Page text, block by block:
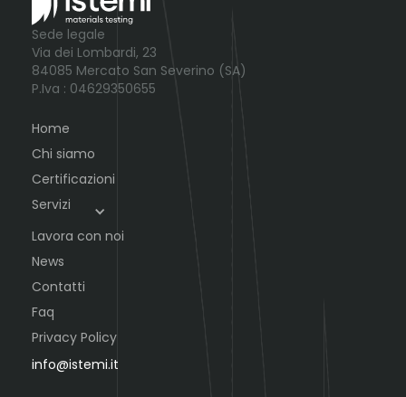
Sede legale
Via dei Lombardi, 23
84085 Mercato San Severino (SA)
P.Iva : 04629350655
Home
Chi siamo
Certificazioni
Servizi
Lavora con noi
News
Contatti
Faq
Privacy Policy
info@istemi.it